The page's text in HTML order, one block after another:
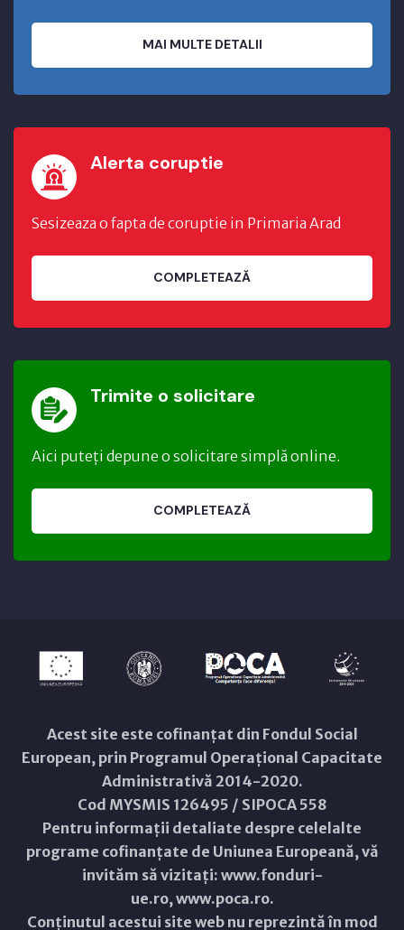
MAI MULTE DETALII
Alerta coruptie
Sesizeaza o fapta de coruptie in Primaria Arad
COMPLETEAZĂ
Trimite o solicitare
Aici puteți depune o solicitare simplă online.
COMPLETEAZĂ
Acest site este cofinanțat din Fondul Social
European, prin Programul Operațional Capacitate
Administrativă 2014-2020.
Cod MYSMIS 126495 / SIPOCA 558
Pentru informații detaliate despre celelalte
programe cofinanțate de Uniunea Europeană, vă
invităm să vizitați: www.fonduri-
ue.ro,www.poca.ro.
Conținutul acestui site web nu reprezintă în mod